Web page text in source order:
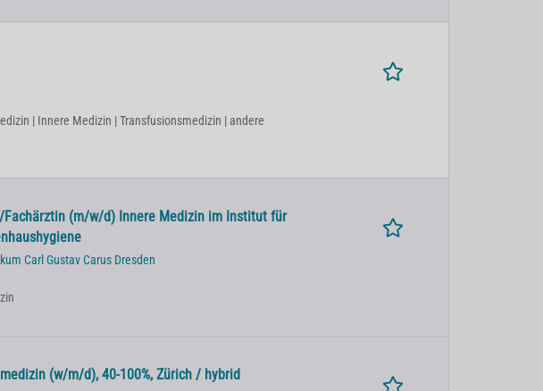
| Innere Medizin | Transfusionsmedizin | andere
Fachärztin (m/w/d) Innere Medizin im Institut für
Carl Gustav Carus Dresden
(w/m/d), 40-100%, Zürich / hybrid